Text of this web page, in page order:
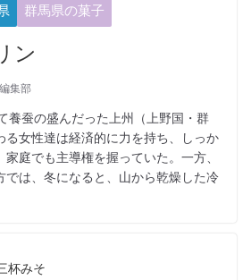
群馬県の菓子
ン
集部
養蚕の盛んだった上州（上野国・群
る女性達は経済的に力を持ち、しっか
家庭でも主導権を握っていた。一方、
では、冬になると、山から乾燥した冷
杯みそ